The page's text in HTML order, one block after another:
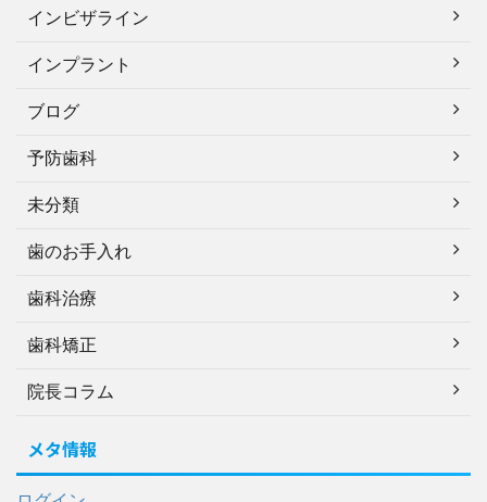
インビザライン
インプラント
ブログ
予防歯科
未分類
歯のお手入れ
歯科治療
歯科矯正
院長コラム
メタ情報